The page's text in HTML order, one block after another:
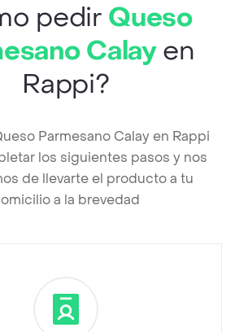
pedir Queso
Calayen
Rappi?
Parmesano Calay en Rappi
los siguientes pasos y nos
de llevarte el producto a tu
a la brevedad